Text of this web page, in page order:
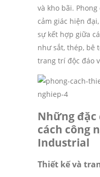
và kho bãi.
cảm giác hiện
sự kết hợp giữa
như sắt, thép, bê
trang trí độc đáo
Những đặc
cách công
Industrial
Thiết kế và